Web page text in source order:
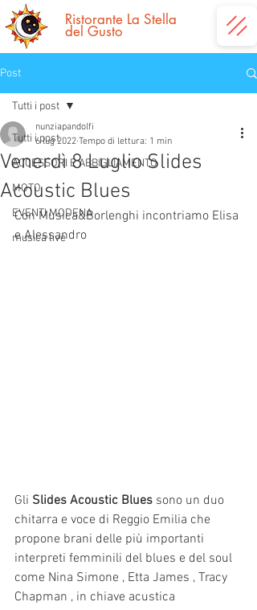
Ristorante La Stella
del Gusto
Post
Tutti i post
ACCESSORI E ABBIGLIAMENTO
MOTO
EVENTI MODENA
musica live
Tutti i post
Venerdì 8 Luglio Slides
Acoustic Blues
nunziapandolfi
6 lug 2022 Tempo di lettura: 1 min
Con Musica&Borlenghi incontriamo Elisa
e Alessandro
Gli Slides Acoustic Blues sono un duo
chitarra e voce di Reggio Emilia che
propone brani delle più importanti
interpreti femminili del blues e del soul
come Nina Simone , Etta James , Tracy
Chapman , in chiave acustica